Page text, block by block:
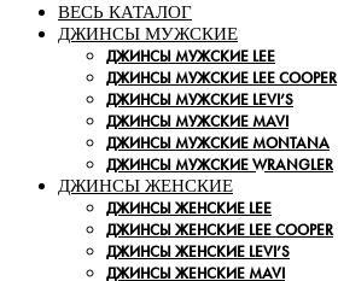
ВЕСЬ КАТАЛОГ
ДЖИНСЫ МУЖСКИЕ
ДЖИНСЫ МУЖСКИЕ LEE
ДЖИНСЫ МУЖСКИЕ LEE COOPER
ДЖИНСЫ МУЖСКИЕ LEVI’S
ДЖИНСЫ МУЖСКИЕ MAVI
ДЖИНСЫ МУЖСКИЕ MONTANA
ДЖИНСЫ МУЖСКИЕ WRANGLER
ДЖИНСЫ ЖЕНСКИЕ
ДЖИНСЫ ЖЕНСКИЕ LEE
ДЖИНСЫ ЖЕНСКИЕ LEE COOPER
ДЖИНСЫ ЖЕНСКИЕ LEVI’S
ДЖИНСЫ ЖЕНСКИЕ MAVI